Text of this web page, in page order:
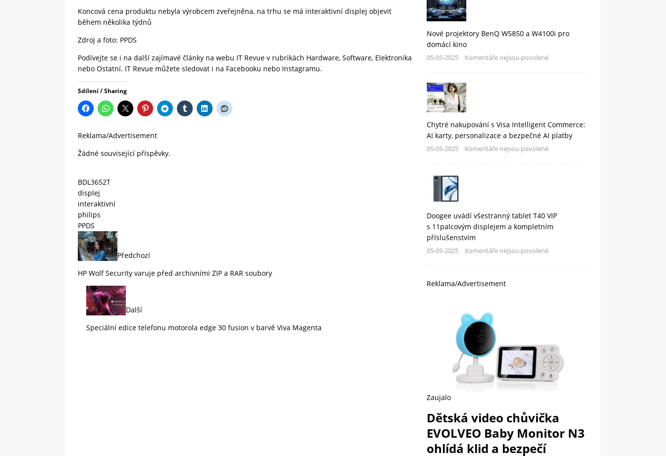
Koncová cena produktu nebyla výrobcem zveřejněna, na trhu se má interaktivní displej objevit
během několika týdnů
Zdroj a foto: PPDS
Podívejte se i na další zajímavé články na webu IT Revue v rubrikách Hardware, Software, Elektronika
nebo Ostatní. IT Revue můžete sledovat i na Facebooku nebo Instagramu.
Sdílení / Sharing
Reklama/Advertisement
Žádné související příspěvky.
BDL3652T
displej
interaktivní
philips
PPDS
Předchozí
HP Wolf Security varuje před archivními ZIP a RAR soubory
Další
Speciální edice telefonu motorola edge 30 fusion v barvě Viva Magenta
Nové projektory BenQ W5850 a W4100i pro
domácí kino
05-05-2025 Komentáře nejsou povolené
Chytré nakupování s Visa Intelligent Commerce:
AI karty, personalizace a bezpečné AI platby
05-05-2025 Komentáře nejsou povolené
Doogee uvádí všestranný tablet T40 VIP
s 11palcovým displejem a kompletním
příslušenstvím
05-05-2025 Komentáře nejsou povolené
Reklama/Advertisement
Zaujalo
Dětská video chůvička
EVOLVEO Baby Monitor N3
ohlídá klid a bezpečí